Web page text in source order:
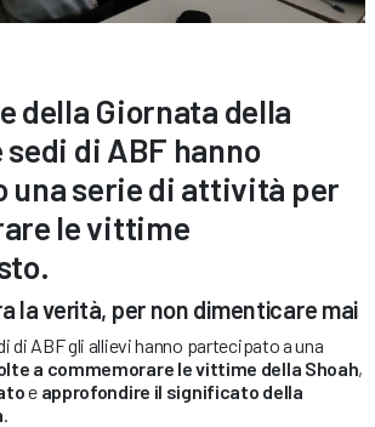
della Giornata della
sedi di ABF hanno
una serie di attività per
le vittime
la verità, per non dimenticare mai
di ABF gli allievi hanno partecipato a una
a commemorare le vittime della Shoah,
eapprofondire il significato della